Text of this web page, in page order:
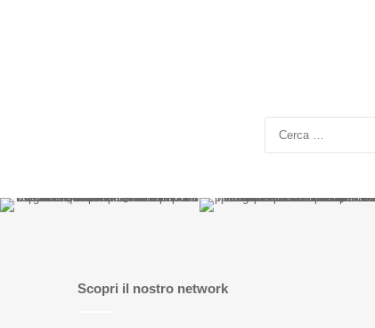
Scopri il nostro network